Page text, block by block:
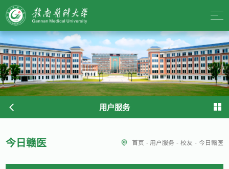
用户服务
今日赣医 首页 - 用户服务 - 校友 - 今日赣医